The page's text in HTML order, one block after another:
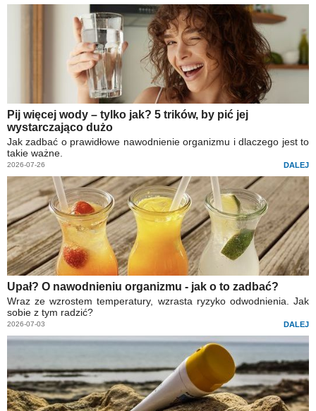
Pij więcej wody – tylko jak? 5 trików, by pić jej
wystarczająco dużo
Jak zadbać o prawidłowe nawodnienie organizmu i dlaczego jest to
takie ważne.
2026-07-26 DALEJ
Upał? O nawodnieniu organizmu - jak o to zadbać?
Wraz ze wzrostem temperatury, wzrasta ryzyko odwodnienia. Jak
sobie z tym radzić?
2026-07-03 DALEJ